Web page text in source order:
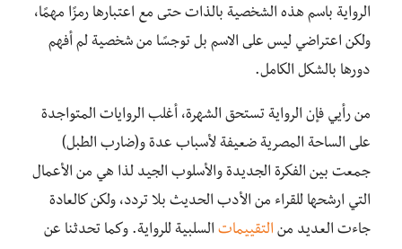
الرواية باسم هذه الشخصية بالذات حتى مع اعتبارها رمزًا مهمًا،
ولكن اعتراضي ليس على الاسم بل توجسًا من شخصية لم أفهم
دورها بالشكل الكامل.
من رأيي فإن الرواية تستحق الشهرة، أغلب الروايات المتواجدة
على الساحة المصرية ضعيفة لأسباب عدة و(ضارب الطبل)
جمعت بين الفكرة الجديدة والأسلوب الجيد لذا هي من الأعمال
التي ارشحها للقراء من الأدب الحديث بلا تردد، ولكن كالعادة
جاءت العديد من التقييمات السلبية للرواية. وكما تحدثنا عن